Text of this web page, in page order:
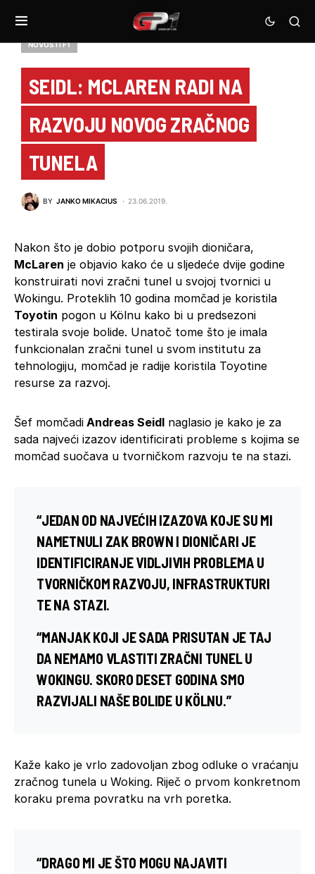
NOVOSTI F1
SEIDL: MCLAREN RADI NA
RAZVOJU NOVOG ZRAČNOG
TUNELA
BY JANKO MIKACIUS 23.06.2019.
Nakon što je dobio potporu svojih dioničara,
McLaren je objavio kako će u sljedeće dvije godine
konstruirati novi zračni tunel u svojoj tvornici u
Wokingu. Proteklih 10 godina momčad je koristila
Toyotin pogon u Kölnu kako bi u predsezoni
testirala svoje bolide. Unatoč tome što je imala
funkcionalan zračni tunel u svom institutu za
tehnologiju, momčad je radije koristila Toyotine
resurse za razvoj.
Šef momčadi Andreas Seidl naglasio je kako je za
sada najveći izazov identificirati probleme s kojima se
momčad suočava u tvorničkom razvoju te na stazi.
“JEDAN OD NAJVEĆIH IZAZOVA KOJE SU MI
NAMETNULI ZAK BROWN I DIONIČARI JE
IDENTIFICIRANJE VIDLJIVIH PROBLEMA U
TVORNIČKOM RAZVOJU, INFRASTRUKTURI
TE NA STAZI.
“MANJAK KOJI JE SADA PRISUTAN JE TAJ
DA NEMAMO VLASTITI ZRAČNI TUNEL U
WOKINGU. SKORO DESET GODINA SMO
RAZVIJALI NAŠE BOLIDE U KÖLNU.”
Kaže kako je vrlo zadovoljan zbog odluke o vraćanju
zračnog tunela u Woking. Riječ o prvom konkretnom
koraku prema povratku na vrh poretka.
“DRAGO MI JE ŠTO MOGU NAJAVITI